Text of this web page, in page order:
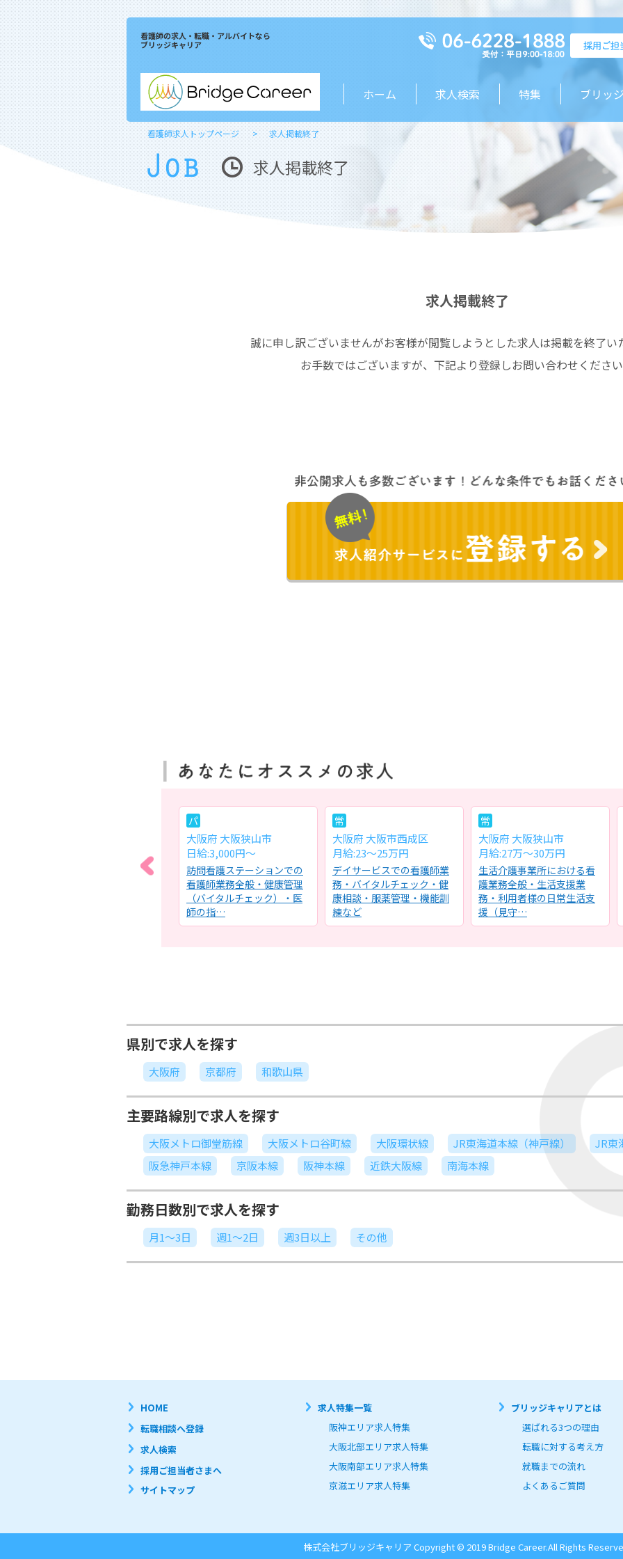
看護師の求人・転職・アルバイトなら
ブリッジキャリア
ホーム 求人検索 特集 ブリッ
看護師求人トップページ 求人掲載終了
求人掲載終了
求人掲載終了
誠に申し訳ございませんがお客様が閲覧しようとした求人は掲載を終了い
お手数ではございますが、下記より登録しお問い合わせください
介護老人保健施設における
パ
大阪府 大阪狭山市
日給:3,000円～
訪問看護ステーションでの
看護師業務全般・健康管理
（バイタルチェック）・医
師の指…
常
大阪府 大阪市西成区
月給:23～25万円
デイサービスでの看護師業
務・バイタルチェック・健
康相談・服薬管理・機能訓
練など
常
大阪府 大阪狭山市
月給:27万〜30万円
生活介護事業所における看
護業務全般・生活支援業
務・利用者様の日常生活支
援（見守…
県別で求人を探す
大阪府 京都府 和歌山県
主要路線別で求人を探す
大阪メトロ御堂筋線 大阪メトロ谷町線 大阪環状線 JR東海道本線（神戸線）
JR東
阪急神戸本線
京阪本線 阪神本線 近鉄大阪線 南海本線
勤務日数別で求人を探す
月1～3日 週1～2日 週3日以上 その他
HOME
転職相談へ登録
求人検索
採用ご担当者さまへ
サイトマップ
求人特集一覧
阪神エリア求人特集
大阪北部エリア求人特集
大阪南部エリア求人特集
京滋エリア求人特集
ブリッジキャリアとは
選ばれる3つの理由
転職に対する考え方
就職までの流れ
よくあるご質問
株式会社ブリッジキャリア Copyright © 2019 Bridge Career.All Rights